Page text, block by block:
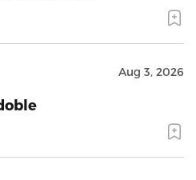
Aug 3, 2026